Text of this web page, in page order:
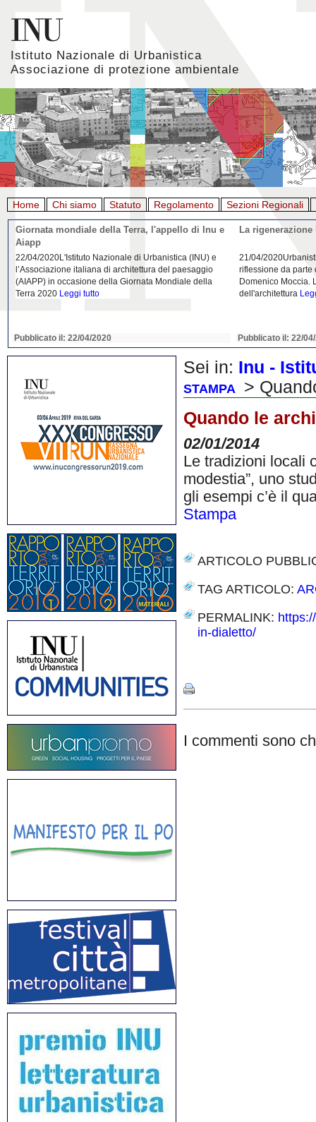
Istituto Nazionale di Urbanistica
Associazione di protezione ambientale
Home Chi siamo Statuto Regolamento Sezioni Regionali
Giornata mondiale della Terra, l'appello di Inu e
Aiapp
22/04/2020L'Istituto Nazionale di Urbanistica (INU) e
l’Associazione italiana di architettura del paesaggio
(AIAPP) in occasione della Giornata Mondiale della
Terra 2020 Leggi tutto
Pubblicato il: 22/04/2020
La
21/04/
riflessione da parte
Domenico Moccia.
dell'architettura
Pubblicato il: 22/
Sei in: Inu -
STAMPA
>
Quando le
02/01/2014
Le tradizioni locali
modestia”, uno
gli esempi c’è il
Stampa
ARTICOLO
TAG ARTICOLO:
PERMALINK:
in-dialetto/
I commenti sono